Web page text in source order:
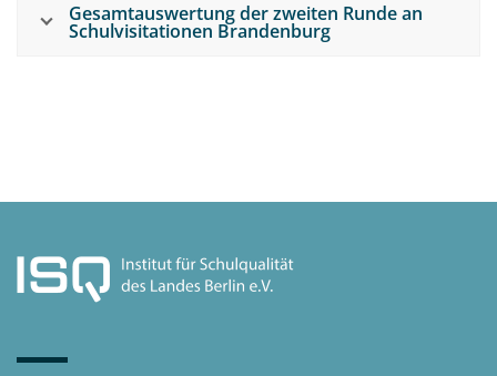
Gesamtauswertung der zweiten Runde an
Schulvisitationen Brandenburg